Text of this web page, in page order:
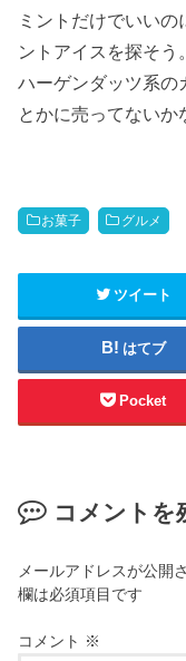
ミントだけでいいの
ントアイスを探そう
ハーゲンダッツ系の
とかに売ってないか
お菓子 グルメ
ツイート
はてブ
Pocket
コメントを
メールアドレスが公開
欄は必須項目です
コメント ※